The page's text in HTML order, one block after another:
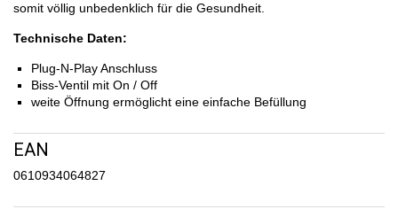
somit völlig unbedenklich für die Gesundheit.
Technische Daten:
Plug-N-Play Anschluss
Biss-Ventil mit On / Off
weite Öffnung ermöglicht eine einfache Befüllung
EAN
0610934064827